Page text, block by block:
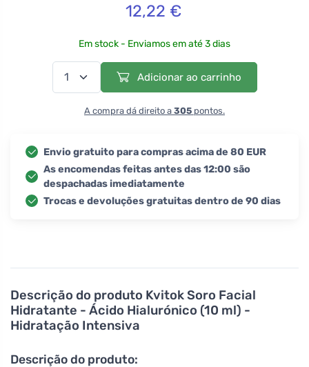
Descrição do produto Kvitok Soro Facial
Hidratante - Ácido Hialurónico (10 ml) -
Hidratação Intensiva
Descrição do produto:
12,22 €
Em stock - Enviamos em até 3 dias
Adicionar ao carrinho
A compra dá direito a 305 pontos.
Envio gratuito para compras acima de 80 EUR
As encomendas feitas antes das 12:00 são
despachadas imediatamente
Trocas e devoluções gratuitas dentro de 90 dias